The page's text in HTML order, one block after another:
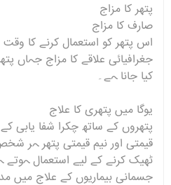
پتھر کا مزاج
صارف کا مزاج
اس پتھر کو استعمال کرنے کا وقت
جغرافیائی علاقے کا مزاج جہاں
کیا جانا ہے۔
یوگا میں پتھری کا علاج
پتھروں کے ساتھ چکرا شفا یابی
قیمتی اور نیم قیمتی پتھر ہر
ٹھیک کرنے کے لیے استعمال ہوتے
جسمانی بیماریوں کے علاج میں